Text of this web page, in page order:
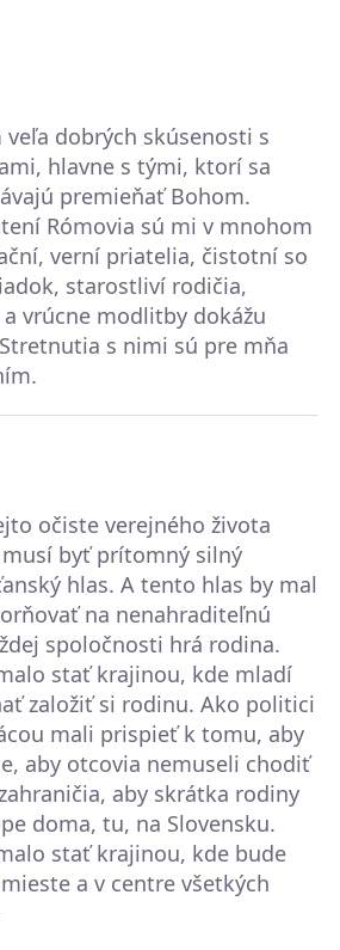
veľa dobrých skúsenosti s
hlavne s tými, ktorí sa
premieňať Bohom.
Rómovia sú mi v mnohom
verní priatelia, čistotní so
starostliví rodičia,
vrúcne modlitby dokážu
s nimi sú pre mňa
očiste verejného života
byť prítomný silný
hlas. A tento hlas by mal
na nenahraditeľnú
spoločnosti hrá rodina.
stať krajinou, kde mladí
založiť si rodinu. Ako politici
mali prispieť k tomu, aby
aby otcovia nemuseli chodiť
aby skrátka rodiny
doma, tu, na Slovensku.
stať krajinou, kde bude
a v centre všetkých